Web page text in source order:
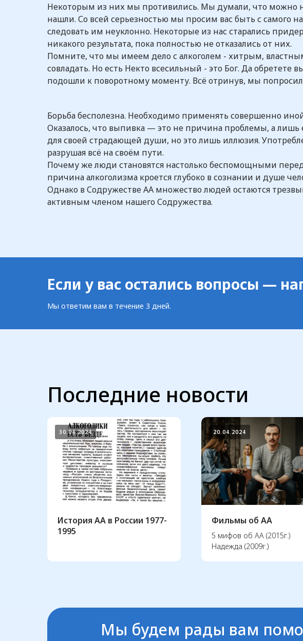
Некоторым из них мы противились. Мы думали, что можно
нашли. Со всей серьезностью мы просим вас быть с самого
следовать им неуклонно. Некоторые из нас старались
никакого результата, пока полностью не отказались от них.
Помните, что мы имеем дело с алкоголем - хитрым,
совладать. Но есть Некто всесильный - это Бог. Да
подошли к поворотному моменту. Всё отринув, мы
Борьба бесполезна. Необходимо применять совершенно
Оказалось, что выпивка — это не причина проблемы, а
для своей страдающей души, но это лишь иллюзия.
разрушая всё на своём пути.
Почему же люди становятся настолько беспомощными
причина алкоголизма кроется глубоко в сознании и душе
Однако в Содружестве АА множество людей остаются
активным членом нашего Содружества.
Если у вас остались вопросы —
Мы ответим вам в течение 3 дней.
Последние новости
30.04.2024
История АА в России 1977-
1995
20.04.2024
Фильмы об АА
5 мифов об АА (2015г.)
Надежда (2009г.)
Мы будем рады вам